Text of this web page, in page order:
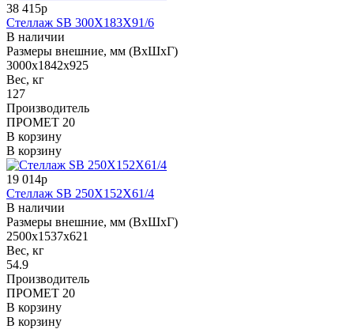
38 415р
Стеллаж SB 300X183X91/6
В наличии
Размеры внешние, мм (ВхШхГ)
3000x1842x925
Вес, кг
127
Производитель
ПРОМЕТ 20
В корзину
В корзину
19 014р
Стеллаж SB 250X152X61/4
В наличии
Размеры внешние, мм (ВхШхГ)
2500x1537x621
Вес, кг
54.9
Производитель
ПРОМЕТ 20
В корзину
В корзину